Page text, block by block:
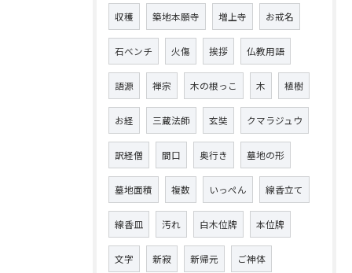
収穫 築地本願寺 増上寺 お戒名
石ベンチ 火傷 挨拶 仏教用語
語源 禅宗 木の根っこ 木 植樹
お経 三蔵法師 玄奘 クマラジュウ
訳経僧 間口 奥行き 墓地の形
墓地面積 複数 いっぺん 線香立て
線香皿 汚れ 白木位牌 本位牌
文字 新寂 新帰元 ご神体